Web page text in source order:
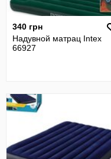
340 грн
Надувной матрац Intex
66927